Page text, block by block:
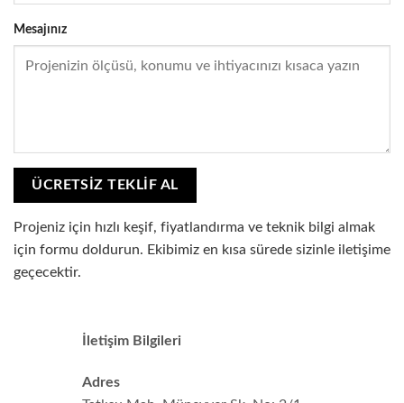
Mesajınız
Projeniz için hızlı keşif, fiyatlandırma ve teknik bilgi almak
için formu doldurun. Ekibimiz en kısa sürede sizinle iletişime
geçecektir.
İletişim Bilgileri
Adres